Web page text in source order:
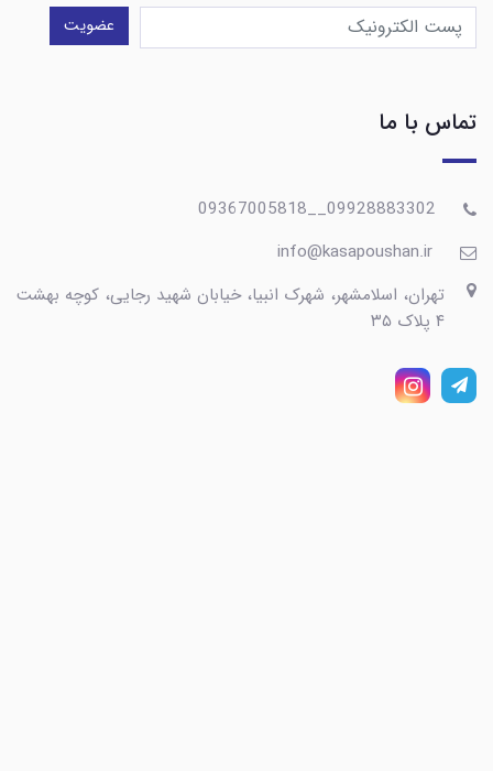
عضویت
تماس با ما
تهران، اسلامشهر، شهرک انبیا، خیابان شهید رجایی، کوچه بهشت
۴ پلاک ۳۵